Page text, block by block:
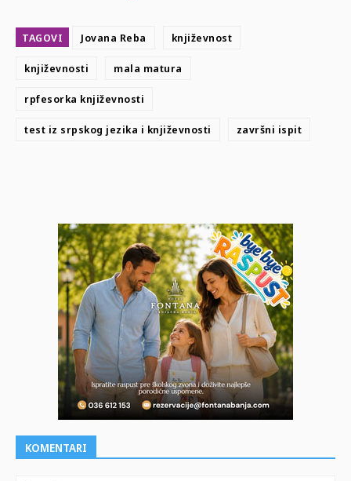
TAGOVI Jovana Reba književnost
književnosti mala matura
rpfesorka književnosti
test iz srpskog jezika i književnosti završni ispit
KOMENTARI